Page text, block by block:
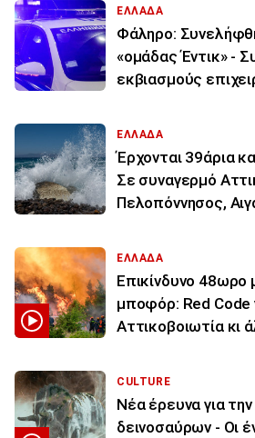
ΕΛΛΑΔΑ
Φάληρο:
«ομάδας Έντικ» -
εκβιασμούς
ΕΛΛΑΔΑ
Έρχονται 39άρια
Σε συναγερμό
Πελοπόννησος,
ΕΛΛΑΔΑ
Επικίνδυνο 48ωρο
μποφόρ: Red Code
Αττικοβοιωτία κι
CULTURE
Νέα έρευνα για
δεινοσαύρων - Οι